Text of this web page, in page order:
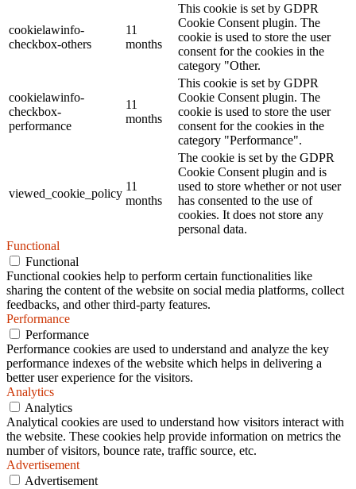
cookielawinfo-
checkbox-others
11
months
This cookie is set by GDPR
Cookie Consent plugin. The
cookie is used to store the user
consent for the cookies in the
category "Other.
cookielawinfo-
checkbox-
performance
11
months
This cookie is set by GDPR
Cookie Consent plugin. The
cookie is used to store the user
consent for the cookies in the
category "Performance".
viewed_cookie_policy
11
months
The cookie is set by the GDPR
Cookie Consent plugin and is
used to store whether or not user
has consented to the use of
cookies. It does not store any
personal data.
Functional
Functional
Functional cookies help to perform certain functionalities like
sharing the content of the website on social media platforms, collect
feedbacks, and other third-party features.
Performance
Performance
Performance cookies are used to understand and analyze the key
performance indexes of the website which helps in delivering a
better user experience for the visitors.
Analytics
Analytics
Analytical cookies are used to understand how visitors interact with
the website. These cookies help provide information on metrics the
number of visitors, bounce rate, traffic source, etc.
Advertisement
Advertisement